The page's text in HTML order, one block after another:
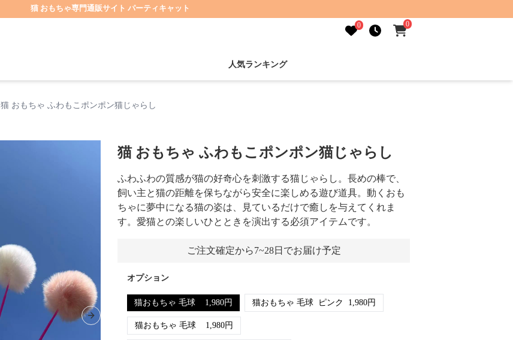
猫 おもちゃ専門通販サイト パーティキャット
0 0
人気ランキング
猫 おもちゃ ふわもこポンポン猫じゃらし
Next slide
猫 おもちゃ ふわもこポンポン猫じゃらし
ふわふわの質感が猫の好奇心を刺激する猫じゃらし。長めの棒で、
飼い主と猫の距離を保ちながら安全に楽しめる遊び道具。動くおも
ちゃに夢中になる猫の姿は、見ているだけで癒しを与えてくれま
す。愛猫との楽しいひとときを演出する必須アイテムです。
ご注文確定から7~28日でお届け予定
オプション
猫おもちゃ 毛球 1,980円 猫おもちゃ 毛球 ピンク 1,980円
猫おもちゃ 毛球 1,980円